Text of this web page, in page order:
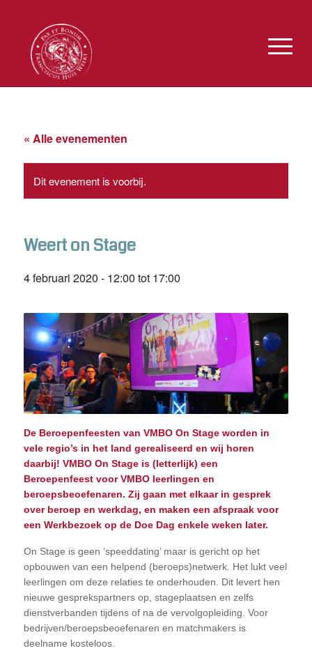
« Alle evenementen
Dit evenement is voorbij.
Weert on Stage
4 februari 2020 - 12:00tot 17:00
De Beroepenfeesten van VMBO On Stage worden in
vele regio’s in het land gerealiseerd en wij horen
daarbij! VMBO On Stage is (letterlijk) een
Beroepenfeest voor VMBO leerlingen en
beroepsbeoefenaren. Zij gaan met elkaar in gesprek
over beroep en werkdag, en maken een afspraak voor
een Werkbezoek op de Doe Dag enkele weken later.
On Stage is geen ‘speeddating’ maar is gericht op het
opbouwen van een helpend (beroeps)netwerk. Het lukt veel
leerlingen om deze relaties te onderhouden. Dit levert hen
nieuwe gesprekspartners op, stageplaatsen en zelfs
dienstverbanden tijdens of na de vervolgopleiding. Voor
bedrijven/beroepsbeoefenaren en matchmakers is
deelname kosteloos.